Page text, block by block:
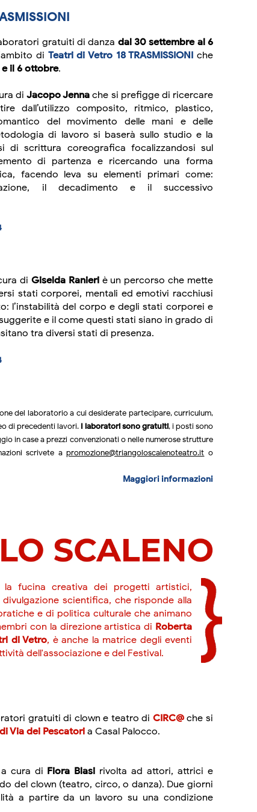
gratuiti di danza dal 30 settembre al 6
di Teatri di Vetro 18 TRASMISSIONI che
e il 6 ottobre.
diJacopo Jenna che si prefigge di ricercare
dall’utilizzo composito, ritmico, plastico,
del movimento delle mani e delle
di lavoro si baserà sullo studio e la
di scrittura coreografica focalizzandosi sul
di partenza e ricercando una forma
facendo leva su elementi primari come:
il decadimento e il successivo
di Giselda Ranieriè un percorso che mette
stati corporei, mentali ed emotivi racchiusi
l’instabilità del corpo e degli stati corporei e
e il come questi stati siano in grado di
tra diversi stati di presenza.
del laboratorio a cui desiderate partecipare, curriculum,
di precedenti lavori. I laboratori sono gratuiti, i posti sono
in case a prezzi convenzionati o nelle numerose strutture
scrivete apromozione@triangoloscalenoteatro.it o
Maggiori informazioni
la fucina creativa dei progetti artistici,
scientifica, che risponde alla
e di politica culturale che animano
con la direzione artistica di Roberta
di Vetro, è anche la matrice degli eventi
dell'associazione e del Festival.
gratuiti di clown e teatro di CIRC@che si
Via dei Pescatori a Casal Palocco.
cura di Fiora Blasi rivolta ad attori, attrici e
del clown (teatro, circo, o danza). Due giorni
a partire da un lavoro su una condizione